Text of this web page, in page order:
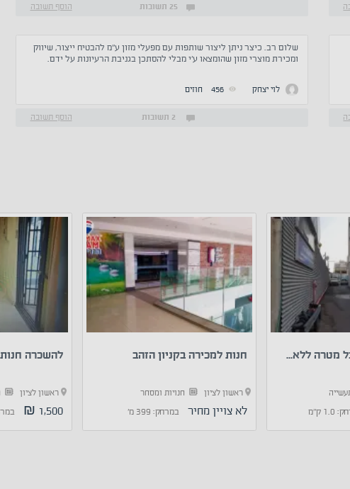
25 תשובות הוסף תשובה
שלום רב. כיצר ניתן ליצור שותפות עם מפעלי מזון ע''מ להבטיח ייצור, שיווק
ומכירת מוצרי מזון שהומצאו ע'י מבלי להסתכן בגניבת הרעיונות על ידם.
לוי יצחק 456 חוזים
2 תשובות הוסף תשובה
מטרה ללא...
ק"מ
חנות למכירה בקניון הזהב
ראשון לציון חנויות ומסחר
לא צויין מחיר במרחק: 399 מ'
להשכרה
ראשון לציון
1,500 ₪ במרחק: